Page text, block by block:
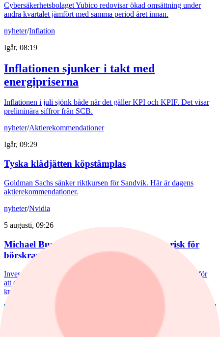
Cybersäkerhetsbolaget Yubico redovisar ökad omsättning under
andra kvartalet jämfört med samma period året innan.
nyheter/Inflation
Igår, 08:19
Inflationen sjunker i takt med
energipriserna
Inflationen i juli sjönk både när det gäller KPI och KPIF. Det visar
preliminära siffror från SCB.
nyheter/Aktierekommendationer
Igår, 09:29
Tyska klädjätten köpstämplas
Goldman Sachs sänker riktkursen för Sandvik. Här är dagens
aktierekommendationer.
nyheter/Nvidia
5 augusti, 09:26
Michael Burry varnar för börstopp – ser risk för
börskrasch
Investeraren Michael Burry, känd från "The Big Short" varnar för
att den amerikanska börsen kan vara nära en topp och riskerar ett
kraftigt fall.